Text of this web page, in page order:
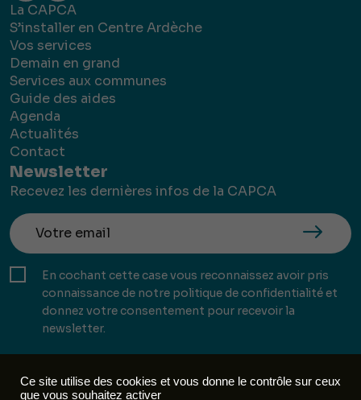
La CAPCA
S’installer en Centre Ardèche
Vos services
Demain en grand
Services aux communes
Guide des aides
Agenda
Actualités
Contact
Newsletter
Recevez les dernières infos de la CAPCA
En cochant cette case vous reconnaissez avoir pris
connaissance de notre politique de confidentialité et
donnez votre consentement pour recevoir la
newsletter.
Ce site utilise des cookies et vous donne le contrôle sur ceux
que vous souhaitez activer